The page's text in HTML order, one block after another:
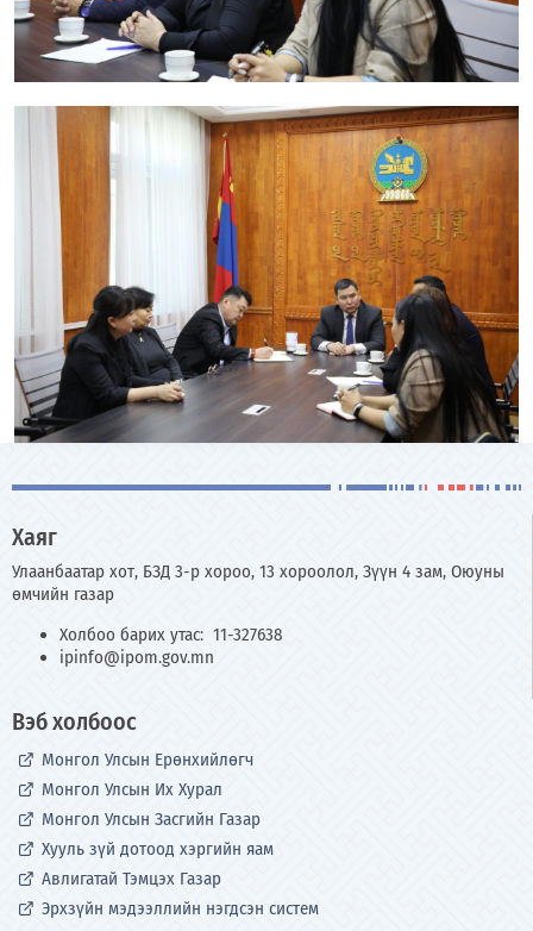
Хаяг
Улаанбаатар хот, БЗД 3-р хороо, 13 хороолол, Зүүн 4 зам, Оюуны
өмчийн газар
Холбоо барих утас: 11-327638
ipinfo@ipom.gov.mn
Вэб холбоос
Монгол Улсын Ерөнхийлөгч
Монгол Улсын Их Хурал
Монгол Улсын Засгийн Газар
Хууль зүй дотоод хэргийн яам
Авлигатай Тэмцэх Газар
Эрхзүйн мэдээллийн нэгдсэн систем